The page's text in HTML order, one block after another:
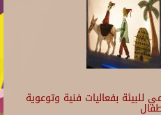
للبيئة بفعاليات فنية وتوعوية